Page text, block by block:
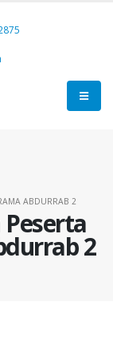
2
ABDURRAB 2